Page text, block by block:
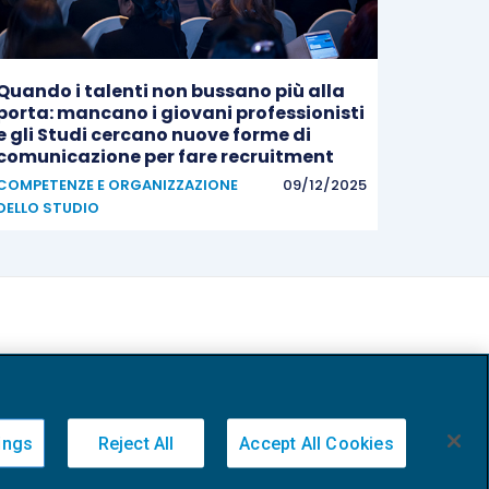
i talenti non bussano più alla
mancano i giovani professionisti
gli Studi cercano nuove forme di
per fare recruitment
E ORGANIZZAZIONE
STUDIO
09/12/2025
Reject All Accept All Cookies